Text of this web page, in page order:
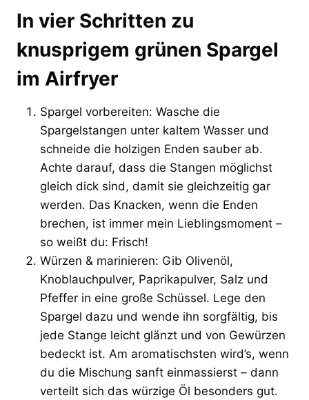
In vier Schritten zu
knusprigem grünen Spargel
im Airfryer
Spargel vorbereiten: Wasche die
Spargelstangen unter kaltem Wasser und
schneide die holzigen Enden sauber ab.
Achte darauf, dass die Stangen möglichst
gleich dick sind, damit sie gleichzeitig gar
werden. Das Knacken, wenn die Enden
brechen, ist immer mein Lieblingsmoment –
so weißt du: Frisch!
Würzen & marinieren: Gib Olivenöl,
Knoblauchpulver, Paprikapulver, Salz und
Pfeffer in eine große Schüssel. Lege den
Spargel dazu und wende ihn sorgfältig, bis
jede Stange leicht glänzt und von Gewürzen
bedeckt ist. Am aromatischsten wird’s, wenn
du die Mischung sanft einmassierst – dann
verteilt sich das würzige Öl besonders gut.